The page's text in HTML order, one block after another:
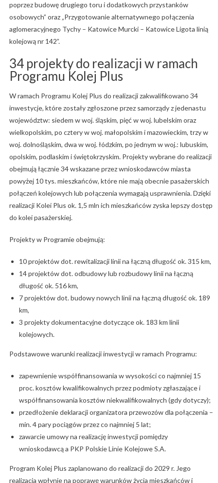
poprzez budowę drugiego toru i dodatkowych przystanków
osobowych” oraz „Przygotowanie alternatywnego połączenia
aglomeracyjnego Tychy – Katowice Murcki – Katowice Ligota linią
kolejową nr 142”.
34 projekty do realizacji w ramach
Programu Kolej Plus
W ramach Programu Kolej Plus do realizacji zakwalifikowano 34
inwestycje, które zostały zgłoszone przez samorządy z jedenastu
województw: siedem w woj. śląskim, pięć w woj. lubelskim oraz
wielkopolskim, po cztery w woj. małopolskim i mazowieckim, trzy w
woj. dolnośląskim, dwa w woj. łódzkim, po jednym w woj.: lubuskim,
opolskim, podlaskim i świętokrzyskim. Projekty wybrane do realizacji
obejmują łącznie 34 wskazane przez wnioskodawców miasta
powyżej 10 tys. mieszkańców, które nie mają obecnie pasażerskich
połączeń kolejowych lub połączenia wymagają usprawnienia. Dzięki
realizacji Kolei Plus ok. 1,5 mln ich mieszkańców zyska lepszy dostęp
do kolei pasażerskiej.
Projekty w Programie obejmują:
10 projektów dot. rewitalizacji linii na łączną długość ok. 315 km,
14 projektów dot. odbudowy lub rozbudowy linii na łączną
długość ok. 516 km,
7 projektów dot. budowy nowych linii na łączną długość ok. 189
km,
3 projekty dokumentacyjne dotyczące ok. 183 km linii
kolejowych.
Podstawowe warunki realizacji inwestycji w ramach Programu:
zapewnienie współfinansowania w wysokości co najmniej 15
proc. kosztów kwalifikowalnych przez podmioty zgłaszające i
współfinansowania kosztów niekwalifikowalnych (gdy dotyczy);
przedłożenie deklaracji organizatora przewozów dla połączenia –
min. 4 pary pociągów przez co najmniej 5 lat;
zawarcie umowy na realizację inwestycji pomiędzy
wnioskodawcą a PKP Polskie Linie Kolejowe S.A.
Program Kolej Plus zaplanowano do realizacji do 2029 r. Jego
realizacja wpłynie na poprawę warunków życia mieszkańców i